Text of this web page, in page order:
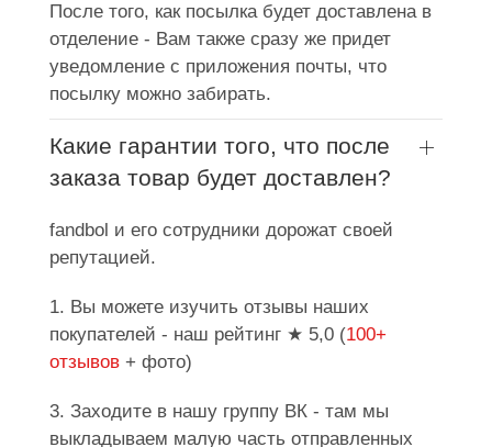
После того, как посылка будет доставлена в
отделение - Вам также сразу же придет
уведомление с приложения почты, что
посылку можно забирать.
Какие гарантии того, что после
заказа товар будет доставлен?
fandbol и его сотрудники дорожат своей
репутацией.
1. Вы можете изучить отзывы наших
покупателей - наш рейтинг ★ 5,0 (100+
отзывов + фото)
3. Заходите в нашу группу ВК - там мы
выкладываем малую часть отправленных